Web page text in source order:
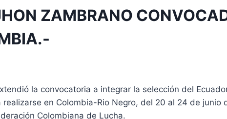
ZAMBRANO
la convocatoria a integrar la selección del
en Colombia-Rio Negro, del 20 al 24 de junio
Colombiana de Lucha.